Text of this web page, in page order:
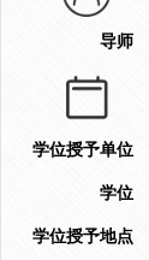
导师
学位授予单位
学位
学位授予地点